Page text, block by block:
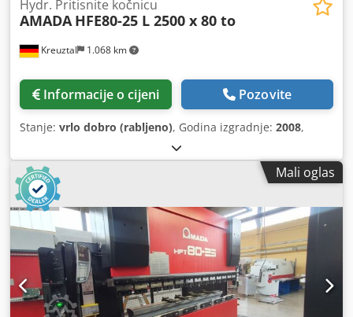
Kreuztal 1.068 km
Hydr. Pritisnite kočnicu
AMADA HFE80-25 L 2500 x 80 to
Informacije o cijeni Pozovite
Stanje: vrlo dobro (rabljeno), Godina izgradnje: 2008,
Mali oglas